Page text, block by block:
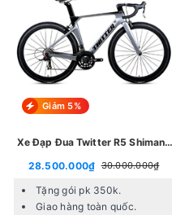
Giảm 5%
Xe Đạp Đua Twitter R5 Shimano
28.500.000₫ 30.000.000₫
Tặng gói pk 350k.
Giao hàng toàn quốc.